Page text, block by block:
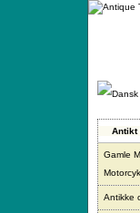
Gå
Antikt
Gamle
Antikke